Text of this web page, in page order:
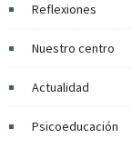
Reflexiones
Nuestro centro
Actualidad
Psicoeducación